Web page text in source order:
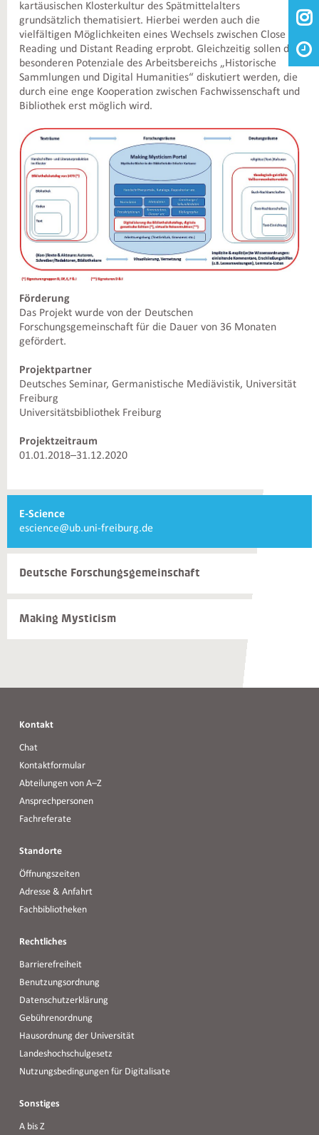
kartäusischen Klosterkultur des Spätmittelalters
grundsätzlich thematisiert. Hierbei werden auch die
vielfältigen Möglichkeiten eines Wechsels zwischen Close
Reading und Distant Reading erprobt. Gleichzeitig sollen die
besonderen Potenziale des Arbeitsbereichs „Historische
Sammlungen und Digital Humanities“ diskutiert werden, die
durch eine enge Kooperation zwischen Fachwissenschaft und
Bibliothek erst möglich wird.
Förderung
Das Projekt wurde von der Deutschen
Forschungsgemeinschaft für die Dauer von 36 Monaten
gefördert.
Projektpartner
Deutsches Seminar, Germanistische Mediävistik, Universität
Freiburg
Universitätsbibliothek Freiburg
Projektzeitraum
01.01.2018–31.12.2020
Informationen
und
E-Science
E-
E-
Science
escience@ub.uni-freiburg.de
Deutsche Forschungs­gemeinschaft
Making Mysticism
Kontakt
Chat
Kontaktformular
Abteilungen von A–Z
Ansprechpersonen
Fachreferate
Standorte
Öffnungszeiten
Adresse & Anfahrt
Fachbibliotheken
Rechtliches
Barrierefreiheit
Benutzungsordnung
Datenschutzerklärung
Gebührenordnung
Hausordnung der Universität
Landeshochschulgesetz
Nutzungsbedingungen für Digitalisate
Sonstiges
A bis Z
